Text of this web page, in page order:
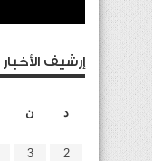
إرشيف الأخبار
د
ن
2
3